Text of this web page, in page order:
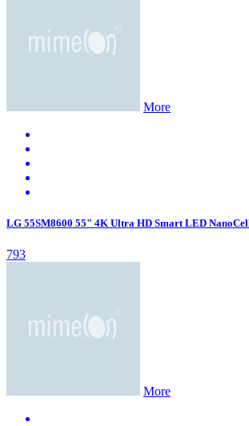
More
LG 55SM8600 55" 4K Ultra HD Smart LED
793
More